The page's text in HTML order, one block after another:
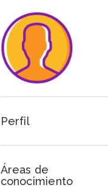
Perfil
Áreas de
conocimiento